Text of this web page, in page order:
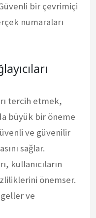
bir çevrimiçi
numaraları
tercih etmek,
büyük bir öneme
ve güvenilir
sağlar.
kullanıcıların
önemser.
ve